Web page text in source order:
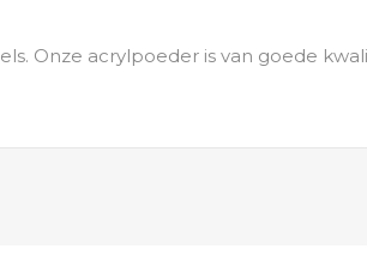
Onze acrylpoeder is van goede